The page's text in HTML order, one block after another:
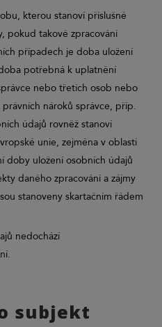
kterou stanoví příslušné
pokud takové zpracování
případech je doba uložení
potřebná k uplatnění
nebo třetích osob nebo
nároků správce, příp.
údajů rovněž stanoví
unie, zejména v oblasti
doby uložení osobních údajů
daného zpracování a zájmy
stanoveny skartačním řádem
nedochází
subjekt